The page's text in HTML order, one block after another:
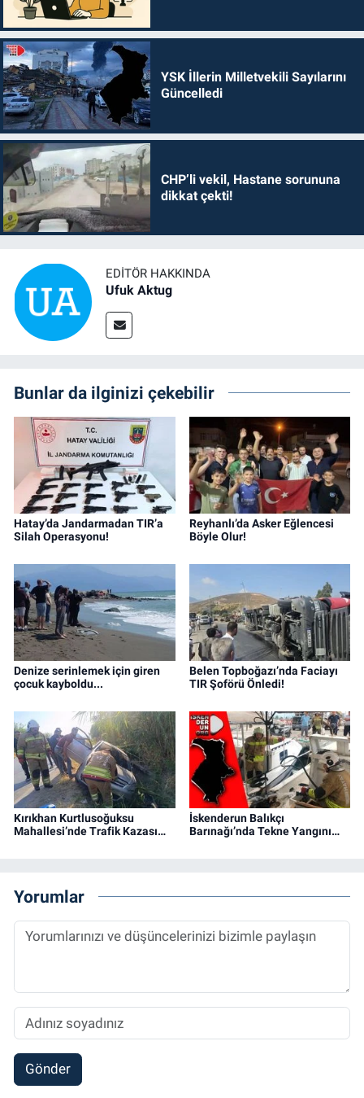
YSK İllerin Milletvekili Sayılarını
Güncelledi
CHP’li vekil, Hastane sorununa
dikkat çekti!
EDITÖR HAKKINDA
Ufuk Aktug
Bunlar da ilginizi çekebilir
Hatay’da Jandarmadan TIR’a
Silah Operasyonu!
Reyhanlı’da Asker Eğlencesi
Böyle Olur!
Denize serinlemek için giren
çocuk kayboldu...
Belen Topboğazı’nda Faciayı
TIR Şoförü Önledi!
Kırıkhan Kurtlusoğuksu
Mahallesi’nde Trafik Kazası…
İskenderun Balıkçı
Barınağı’nda Tekne Yangını…
Yorumlar
Gönder